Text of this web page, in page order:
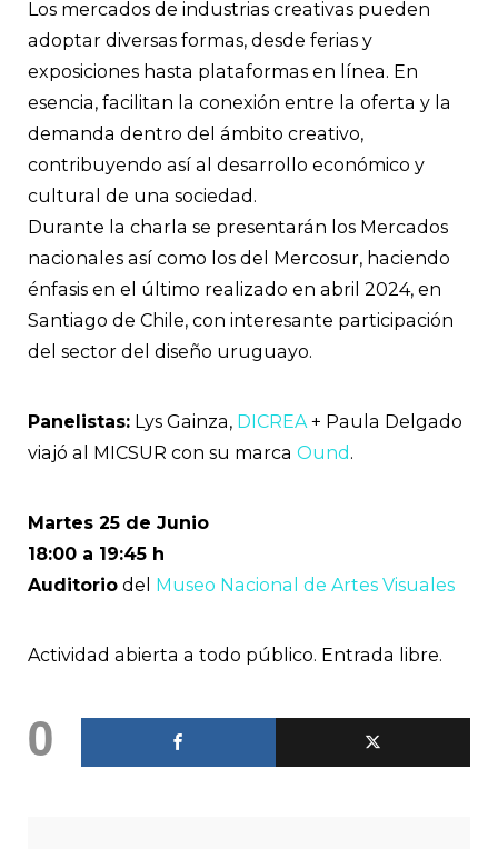
Los mercados de industrias creativas pueden
adoptar diversas formas, desde ferias y
exposiciones hasta plataformas en línea. En
esencia, facilitan la conexión entre la oferta y la
demanda dentro del ámbito creativo,
contribuyendo así al desarrollo económico y
cultural de una sociedad.
Durante la charla se presentarán los Mercados
nacionales así como los del Mercosur, haciendo
énfasis en el último realizado en abril 2024, en
Santiago de Chile, con interesante participación
del sector del diseño uruguayo.
Panelistas: Lys Gainza, DICREA + Paula Delgado
viajó al MICSUR con su marca Ound .
Martes 25 de Junio
18:00 a 19:45 h
Auditorio del Museo Nacional de Artes Visuales
Actividad abierta a todo público. Entrada libre.
0